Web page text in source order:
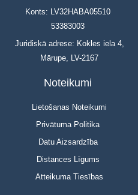
Konts: LV32HABA05510
53383003
Juridiskā adrese: Kokles iela 4,
Mārupe, LV-2167
Noteikumi
Lietošanas Noteikumi
Privātuma Politika
Datu Aizsardzība
Distances Līgums
Atteikuma Tiesības